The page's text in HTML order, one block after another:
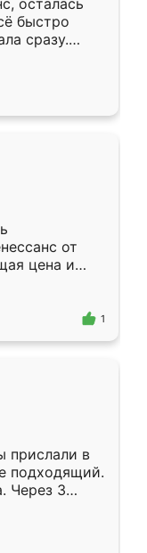
осталась
быстро
сразу.
к
Собрали
даже
от
цена и
Приехавший
1
прислали в
подходящий.
Через 3
Остались